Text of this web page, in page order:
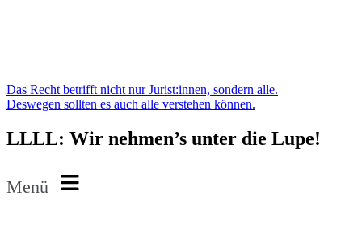
Das Recht betrifft nicht nur Jurist:innen, sondern alle.
Deswegen sollten es auch alle verstehen können.
LLLL: Wir nehmen’s unter die Lupe!
Menü